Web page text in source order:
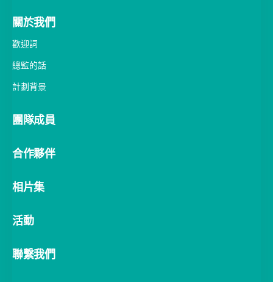
關於我們
歡迎詞
總監的話
計劃背景
團隊成員
合作夥伴
相片集
活動
聯繫我們